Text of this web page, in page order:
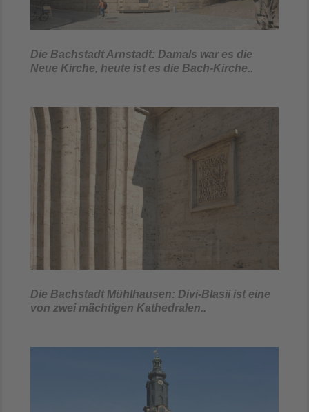
Die Bachstadt Arnstadt: Damals war es die
Neue Kirche, heute ist es die Bach-Kirche..
Die Bachstadt Mühlhausen: Divi-Blasii ist eine
von zwei mächtigen Kathedralen..